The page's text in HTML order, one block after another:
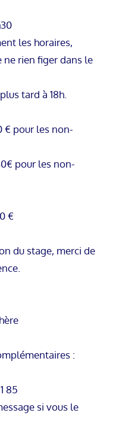
les horaires,
ne rien figer dans le
tard à 18h.
€ pour les non-
pour les non-
€
du stage, merci de
:
85
si vous le